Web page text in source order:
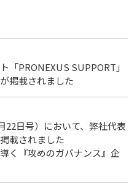
「PRONEXUS SUPPORT」
掲載されました
22日号）において、弊社代表
載されました
く『攻めのガバナンス』企